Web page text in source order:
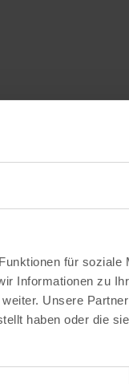
für soziale
Informationen zu
Unsere
haben oder die